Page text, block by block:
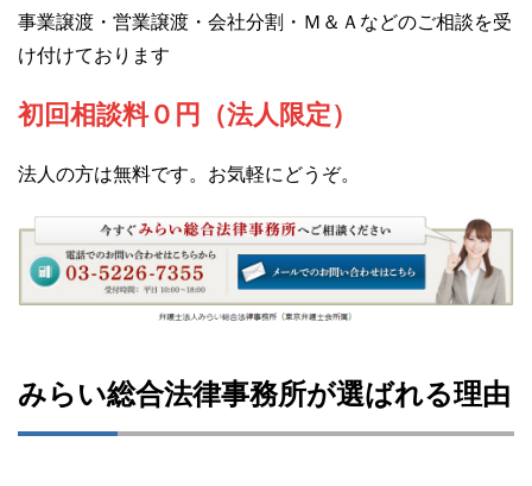
事業譲渡・営業譲渡・会社分割・Ｍ＆Ａなどのご相談を受
け付けております
初回相談料０円（法人限定）
法人の方は無料です。お気軽にどうぞ。
みらい総合法律事務所が選ばれる理由